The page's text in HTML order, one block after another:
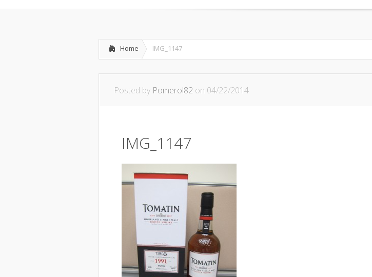
Home IMG_1147
Posted by Pomerol82 on 04/22/2014
IMG_1147